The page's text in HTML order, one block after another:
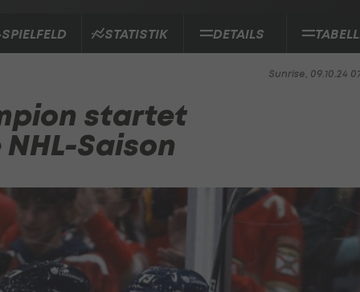
STATISTIK DETAILS
Sunrise, 09.10.24
startet
Saison